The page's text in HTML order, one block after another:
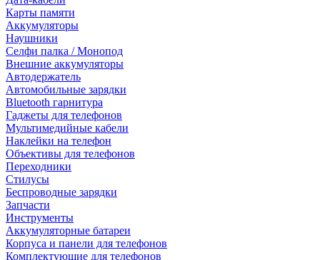
Карты памяти
Аккумуляторы
Наушники
Селфи палка / Монопод
Внешние аккумуляторы
Автодержатель
Автомобильные зарядки
Bluetooth гарнитура
Гаджеты для телефонов
Мультимедийные кабели
Наклейки на телефон
Объективы для телефонов
Переходники
Стилусы
Беспроводные зарядки
Запчасти
Инструменты
Аккумуляторные батареи
Корпуса и панели для телефонов
Комплектующие для телефонов